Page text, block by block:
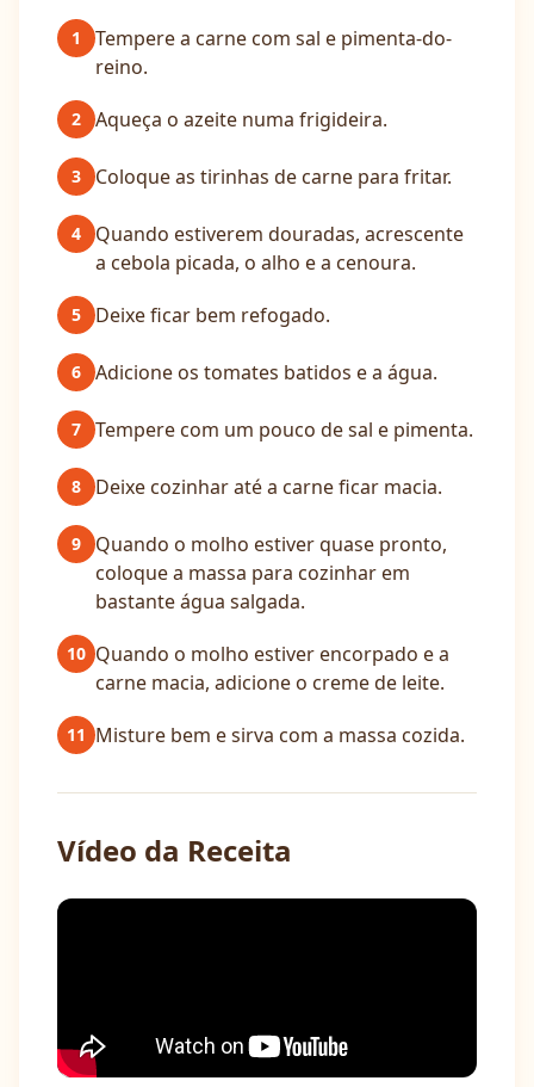
1
Tempere a carne com sal e pimenta-do-
reino.
2 Aqueça o azeite numa frigideira.
3 Coloque as tirinhas de carne para fritar.
4
Quando estiverem douradas, acrescente
a cebola picada, o alho e a cenoura.
5 Deixe ficar bem refogado.
6 Adicione os tomates batidos e a água.
7 Tempere com um pouco de sal e pimenta.
8 Deixe cozinhar até a carne ficar macia.
9
Quando o molho estiver quase pronto,
coloque a massa para cozinhar em
bastante água salgada.
10 Quando o molho estiver encorpado e a
carne macia, adicione o creme de leite.
11 Misture bem e sirva com a massa cozida.
Vídeo da Receita